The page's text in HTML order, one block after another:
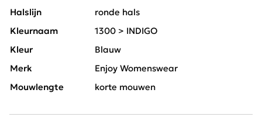
Halslijn
ronde hals
Kleurnaam
1300 > INDIGO
Kleur
Blauw
Merk
Enjoy Womenswear
Mouwlengte
korte mouwen